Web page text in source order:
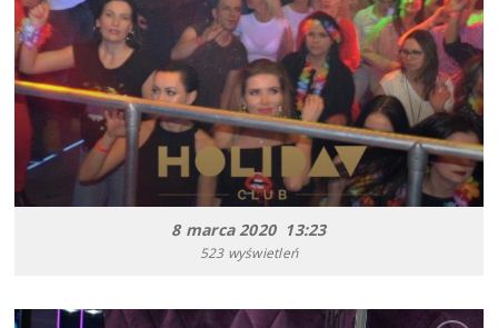
8 marca 2020 13:23
523 wyświetleń